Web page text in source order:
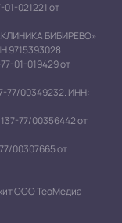
021221 от
БИБИРЕВО»
9715393028
01-019429 от
77/00349232. ИНН:
77/00356442 от
00307665 от
ООО ТеоМедиа